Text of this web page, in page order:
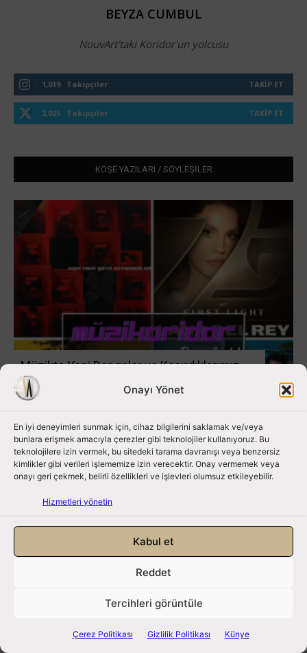
Onayı Yönet
En iyi deneyimleri sunmak için, cihaz bilgilerini saklamak ve/veya
bunlara erişmek amacıyla çerezler gibi teknolojiler kullanıyoruz. Bu
teknolojilere izin vermek, bu sitedeki tarama davranışı veya benzersiz
kimlikler gibi verileri işlememize izin verecektir. Onay vermemek veya
onayı geri çekmek, belirli özellikleri ve işlevleri olumsuz etkileyebilir.
Hizmetleri yönetin
Kabul et
Reddet
Tercihleri görüntüle
Çerez Politikası Gizlilik Politikası Künye
BEYZA CUMBUL
NouvArt'taki Koridor'un yolcusu
1,019 Takipçiler TAKIP ET
2,025 Takipçiler TAKIP ET
KÖŞE YAZILARI / SÖYLEŞİLER
Müzikte Yeni Dengeler ve Kaçırdıklarımız
Beyza Cumbul 25 Haziran 2026